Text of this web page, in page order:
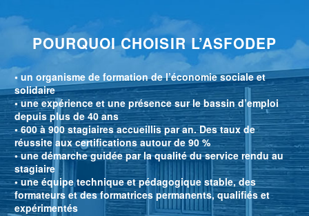
POURQUOI CHOISIR L’ASFODEP
• un organisme de formation de l’économie sociale et
solidaire
• une expérience et une présence sur le bassin d’emploi
depuis plus de 40 ans
• 600 à 900 stagiaires accueillis par an. Des taux de
réussite aux certifications autour de 90 %
• une démarche guidée par la qualité du service rendu au
stagiaire
• une équipe technique et pédagogique stable, des
formateurs et des formatrices permanents, qualifiés et
expérimentés